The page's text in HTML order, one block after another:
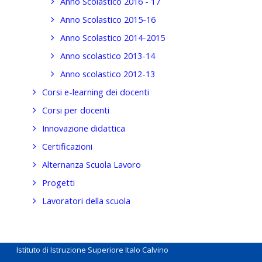
Anno Scolastico 2015-16
Anno Scolastico 2014-2015
Anno scolastico 2013-14
Anno scolastico 2012-13
Corsi e-learning dei docenti
Corsi per docenti
Innovazione didattica
Certificazioni
Alternanza Scuola Lavoro
Progetti
Lavoratori della scuola
Istituto di Istruzione Superiore Italo Calvino